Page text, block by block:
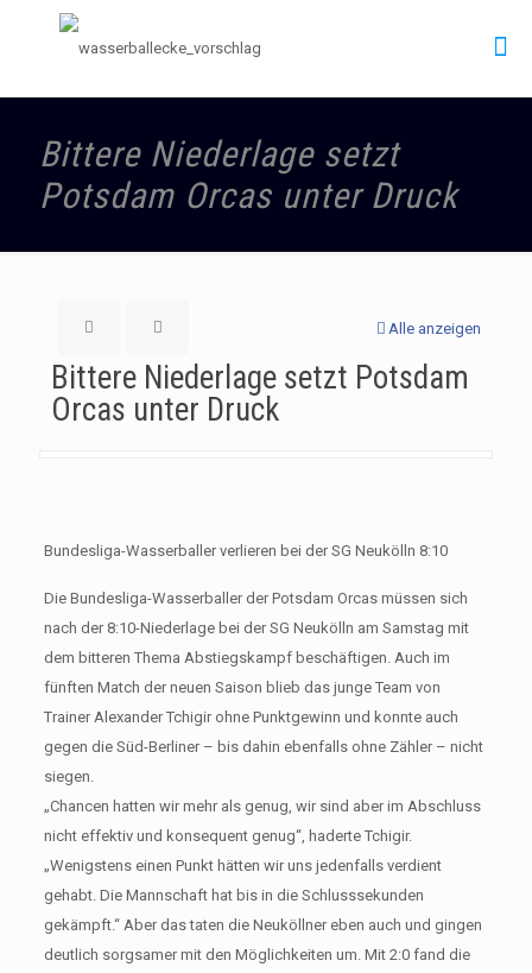
Bittere Niederlage setzt
Potsdam Orcas unter Druck
Alle anzeigen
Bittere Niederlage setzt Potsdam
Orcas unter Druck
Bundesliga-Wasserballer verlieren bei der SG Neukölln 8:10
Die Bundesliga-Wasserballer der Potsdam Orcas müssen sich
nach der 8:10-Niederlage bei der SG Neukölln am Samstag mit
dem bitteren Thema Abstiegskampf beschäftigen. Auch im
fünften Match der neuen Saison blieb das junge Team von
Trainer Alexander Tchigir ohne Punktgewinn und konnte auch
gegen die Süd-Berliner – bis dahin ebenfalls ohne Zähler – nicht
siegen.
„Chancen hatten wir mehr als genug, wir sind aber im Abschluss
nicht effektiv und konsequent genug“, haderte Tchigir.
„Wenigstens einen Punkt hätten wir uns jedenfalls verdient
gehabt. Die Mannschaft hat bis in die Schlusssekunden
gekämpft.“ Aber das taten die Neuköllner eben auch und gingen
deutlich sorgsamer mit den Möglichkeiten um. Mit 2:0 fand die